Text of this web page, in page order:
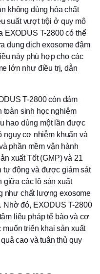
không dùng hóa chất
suất vượt trội ở quy mô
EXODUS T-2800 có thể
dung dịch exosome đậm
này phù hợp cho các
lớn như điều trị, dẫn
T-2800 còn đảm
toàn sinh học nghiêm
hao dùng một lần được
nguy cơ nhiễm khuẩn và
phần mềm vận hành
xuất Tốt (GMP) và 21
tự động và được giám sát
giữa các lô sản xuất
như chất lượng exosome
Nhờ đó, EXODUS T-2800
liệu pháp tế bào và cơ
triển khai sản xuất
cao và tuân thủ quy